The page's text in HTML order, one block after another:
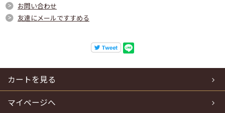
お問い合わせ
友達にメールですすめる
カートを見る
マイページへ